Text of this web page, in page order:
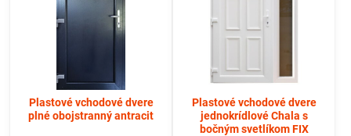
Plastové vchodové dvere
plné obojstranný antracit
Plastové vchodové dvere
jednokrídlové Chala s
bočným svetlíkom FIX